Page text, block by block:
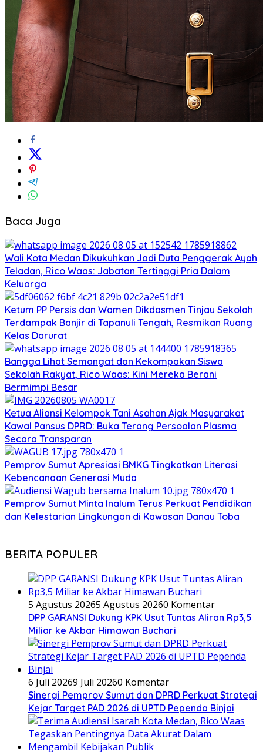
Baca Juga
Wali Kota Medan Dikukuhkan Jadi Duta Penggerak Ayah
Teladan, Rico Waas: Jabatan Tertinggi Pria Dalam
Keluarga
Ketum PP Persis dan Wamen Dikdasmen Tinjau Sekolah
Terdampak Banjir di Tapanuli Tengah, Resmikan Ruang
Kelas Darurat
Bangga Lihat Semangat dan Kekompakan Siswa
Sekolah Rakyat, Rico Waas: Kini Mereka Berani
Bermimpi Besar
Ketua Aliansi Kelompok Tani Asahan Ajak Masyarakat
Kawal Pansus DPRD: Buka Terang Persoalan Plasma
Secara Transparan
Pemprov Sumut Apresiasi BMKG Tingkatkan Literasi
Kebencanaan Generasi Muda
Pemprov Sumut Minta Inalum Terus Perkuat Pendidikan
dan Kelestarian Lingkungan di Kawasan Danau Toba
BERITA POPULER
5 Agustus 20265 Agustus 20260 Komentar
DPP GARANSI Dukung KPK Usut Tuntas Aliran Rp3,5
Miliar ke Akbar Himawan Buchari
6 Juli 20269 Juli 20260 Komentar
Sinergi Pemprov Sumut dan DPRD Perkuat Strategi
Kejar Target PAD 2026 di UPTD Pependa Binjai